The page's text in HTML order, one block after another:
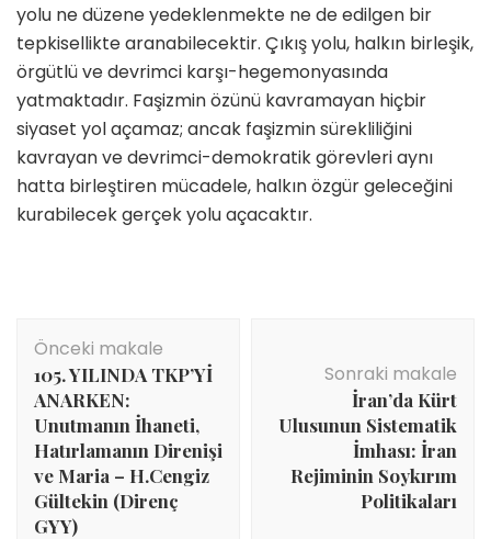
yolu ne düzene yedeklenmekte ne de edilgen bir
tepkisellikte aranabilecektir. Çıkış yolu, halkın birleşik,
örgütlü ve devrimci karşı-hegemonyasında
yatmaktadır. Faşizmin özünü kavramayan hiçbir
siyaset yol açamaz; ancak faşizmin sürekliliğini
kavrayan ve devrimci-demokratik görevleri aynı
hatta birleştiren mücadele, halkın özgür geleceğini
kurabilecek gerçek yolu açacaktır.
Yazı
dolaşımı
Önceki makale
105. YILINDA TKP’Yİ
ANARKEN:
Unutmanın İhaneti,
Hatırlamanın Direnişi
ve Maria – H.Cengiz
Gültekin (Direnç
GYY)
Sonraki makale
İran’da Kürt
Ulusunun Sistematik
İmhası: İran
Rejiminin Soykırım
Politikaları